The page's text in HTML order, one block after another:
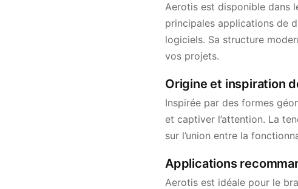
Aerotis est disponible dans
principales applications de
logiciels. Sa structure
vos projets.
Origine et inspiration
Inspirée par des formes
et captiver l’attention. La
sur l’union entre la
Applications
Aerotis est idéale pour le